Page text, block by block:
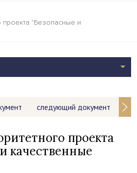
проекта "Безопасные и
следующий документ
проекта
качественные